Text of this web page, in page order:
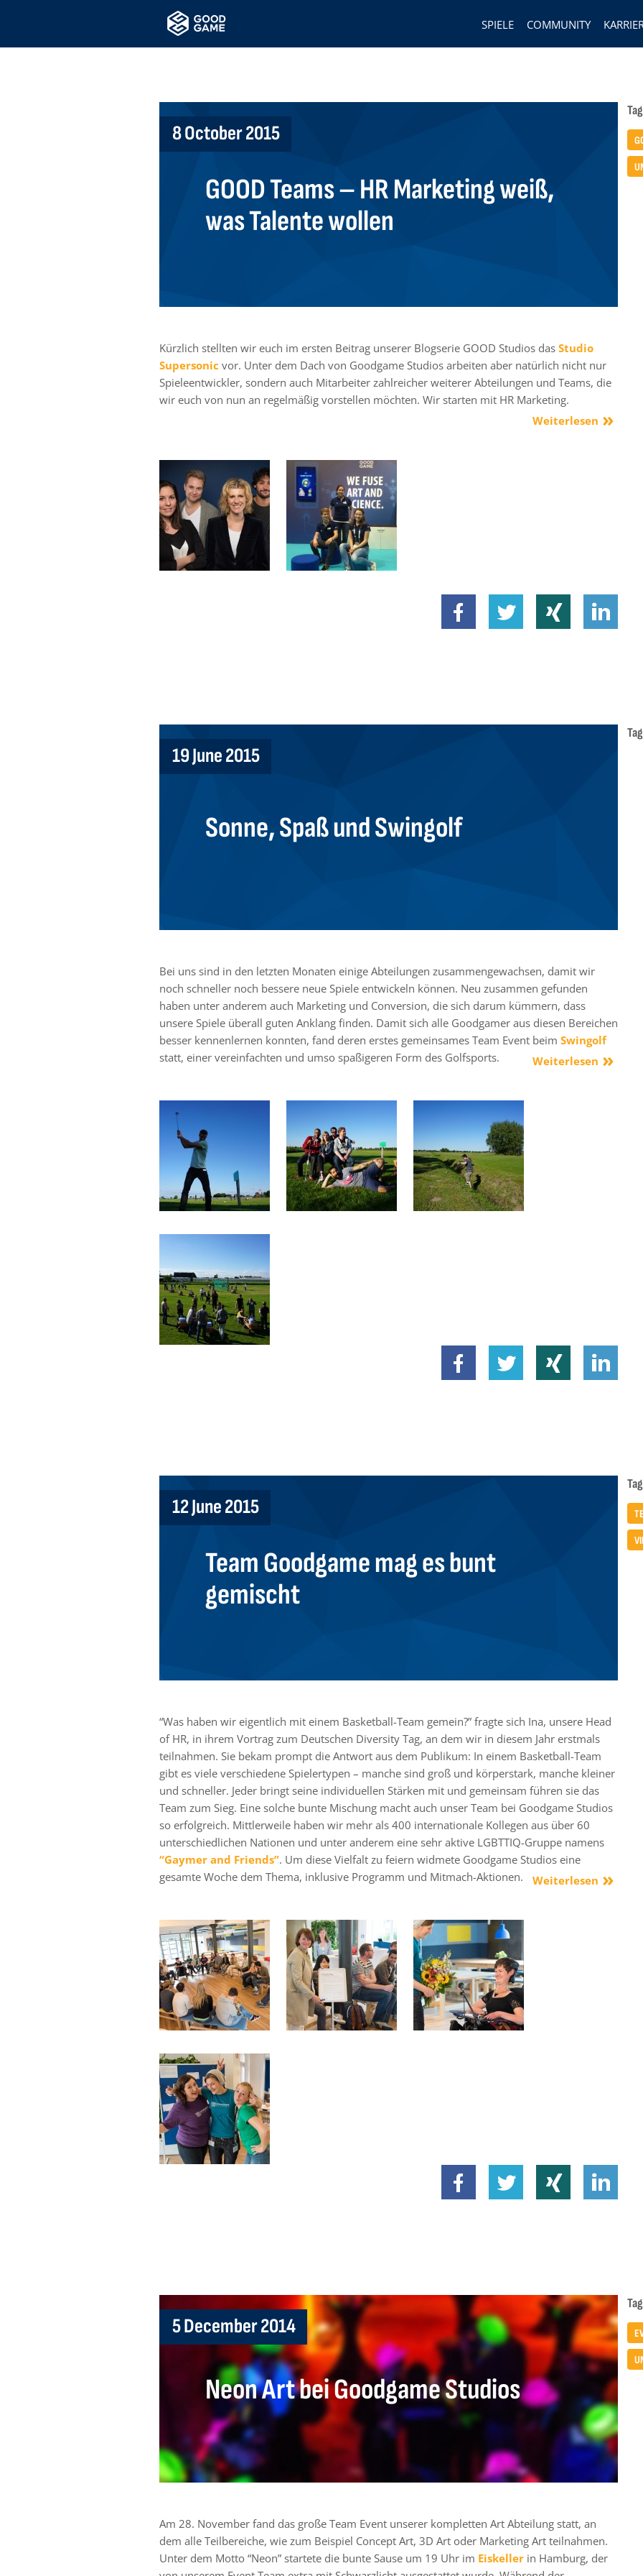
SPIELE COMMUNITY
8 October 2015
GOOD Teams – HR Marketing weiß,
was Talente wollen
Kürzlich stellten wir euch im ersten Beitrag unserer Blogserie GOOD Studios das Studio
Supersonic vor. Unter dem Dach von Goodgame Studios arbeiten aber natürlich nicht nur
Spieleentwickler, sondern auch Mitarbeiter zahlreicher weiterer Abteilungen und Teams, die
wir euch von nun an regelmäßig vorstellen möchten. Wir starten mit HR Marketing.
Weiterlesen
19 June 2015
Sonne, Spaß und Swingolf
Bei uns sind in den letzten Monaten einige Abteilungen zusammengewachsen, damit wir
noch schneller noch bessere neue Spiele entwickeln können. Neu zusammen gefunden
haben unter anderem auch Marketing und Conversion, die sich darum kümmern, dass
unsere Spiele überall guten Anklang finden. Damit sich alle Goodgamer aus diesen Bereichen
besser kennenlernen konnten, fand deren erstes gemeinsames Team Event beim Swingolf
statt, einer vereinfachten und umso spaßigeren Form des Golfsports.
Weiterlesen
12 June 2015
Team Goodgame mag es bunt
gemischt
“Was haben wir eigentlich mit einem Basketball-Team gemein?” fragte sich Ina, unsere Head
of HR, in ihrem Vortrag zum Deutschen Diversity Tag, an dem wir in diesem Jahr erstmals
teilnahmen. Sie bekam prompt die Antwort aus dem Publikum: In einem Basketball-Team
gibt es viele verschiedene Spielertypen – manche sind groß und körperstark, manche kleiner
und schneller. Jeder bringt seine individuellen Stärken mit und gemeinsam führen sie das
Team zum Sieg. Eine solche bunte Mischung macht auch unser Team bei Goodgame Studios
so erfolgreich. Mittlerweile haben wir mehr als 400 internationale Kollegen aus über 60
unterschiedlichen Nationen und unter anderem eine sehr aktive LGBTTIQ-Gruppe namens
“Gaymer and Friends”. Um diese Vielfalt zu feiern widmete Goodgame Studios eine
gesamte Woche dem Thema, inklusive Programm und Mitmach-Aktionen.
Weiterlesen
5 December 2014
Neon Art bei Goodgame Studios
Am 28. November fand das große Team Event unserer kompletten Art Abteilung statt, an
dem alle Teilbereiche, wie zum Beispiel Concept Art, 3D Art oder Marketing Art teilnahmen.
Unter dem Motto “Neon” startete die bunte Sause um 19 Uhr im Eiskeller in Hamburg, der